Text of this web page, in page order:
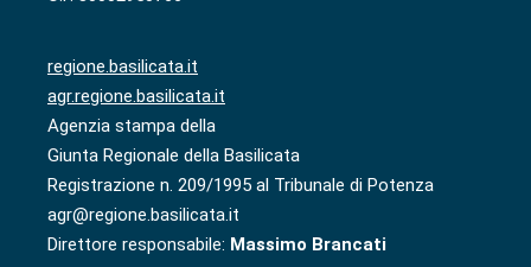
regione.basilicata.it
agr.regione.basilicata.it
Agenzia stampa della
Giunta Regionale della Basilicata
Registrazione n. 209/1995 al Tribunale di Potenza
agr@regione.basilicata.it
Direttore responsabile: Massimo Brancati